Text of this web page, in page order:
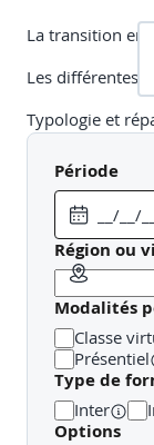
La transition
Les différentes
Typologie et
Evolutions des
Panorama des
systèmes
Les différents
La vulnérabilité
les cultures.
La sinistralité
Période
Région ou
Modalités
Classe
Présentiel
Type de
Inter
Options